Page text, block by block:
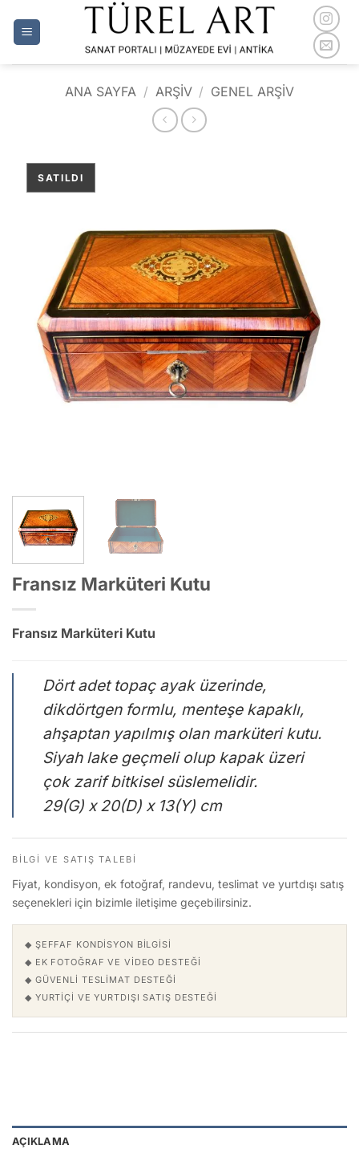
ANA SAYFA / ARŞİV / GENEL ARŞIV
Fransız Marküteri Kutu
Fransız Marküteri Kutu
Dört adet topaç ayak üzerinde,
dikdörtgen formlu, menteşe kapaklı,
ahşaptan yapılmış olan marküteri kutu.
Siyah lake geçmeli olup kapak üzeri
çok zarif bitkisel süslemelidir.
29(G) x 20(D) x 13(Y) cm
BILGI VE SATIŞ TALEBI
Fiyat, kondisyon, ek fotoğraf, randevu, teslimat ve yurtdışı satış
seçenekleri için bizimle iletişime geçebilirsiniz.
◆ ŞEFFAF KONDISYON BILGISI
◆ EK FOTOĞRAF VE VIDEO DESTEĞI
◆ GÜVENLI TESLIMAT DESTEĞI
◆ YURTIÇI VE YURTDIŞI SATIŞ DESTEĞI
AÇIKLAMA